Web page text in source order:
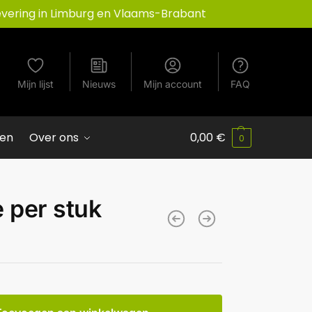
in Limburg en Vlaams-Brabant
Mijn lijst Nieuws Mijn account FAQ
Over ons 0,00 € 0
per stuk